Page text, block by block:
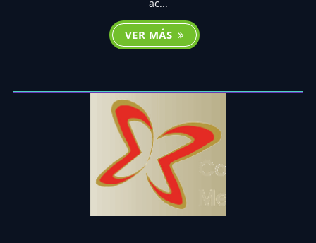
ac...
VER MÁS